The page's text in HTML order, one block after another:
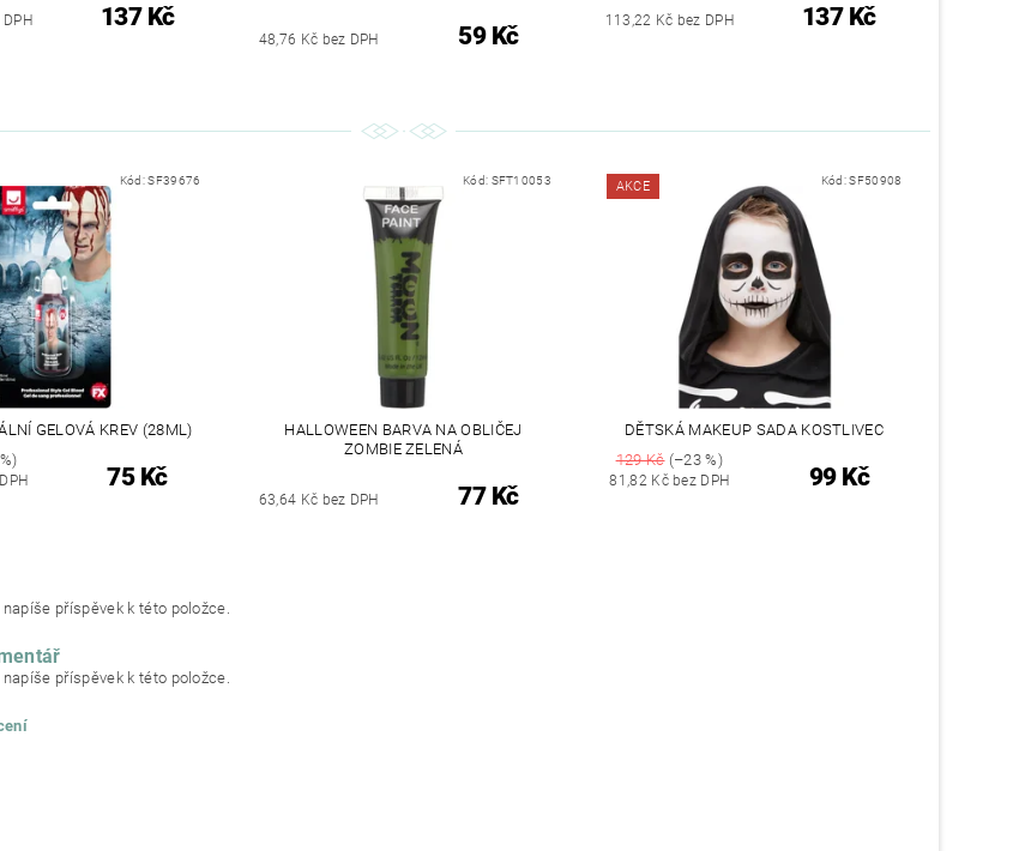
137 Kč
48,76 Kč bez DPH 59 Kč
113,22 Kč bez DPH 137 Kč
Kód:SF39676
GELOVÁ KREV (28ML)
75 Kč
Kód: SFT10053
HALLOWEEN BARVA NA OBLIČEJ
ZOMBIE ZELENÁ
63,64 Kč bez DPH 77 Kč
AKCE Kód:SF50908
DĚTSKÁ MAKEUP SADA KOSTLIVEC
129 Kč(–23 %)
81,82 Kč bez DPH 99 Kč
příspěvek k této položce.
příspěvek k této položce.